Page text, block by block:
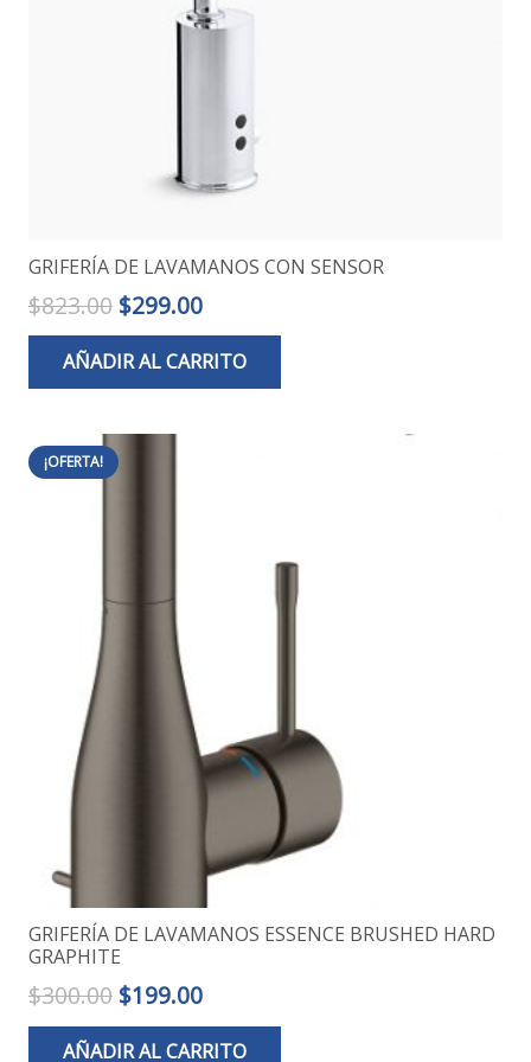
GRIFERÍA DE LAVAMANOS CON SENSOR
$823.00 El
precio
original
era:
$823.00.
$299.00El
precio
actual
es:
AÑADIR AL CARRITO
¡OFERTA!
GRIFERÍA DE LAVAMANOS ESSENCE BRUSHED HARD
GRAPHITE
$300.00 El
precio
original
$199.00El
precio
actual
AÑADIR AL CARRITO